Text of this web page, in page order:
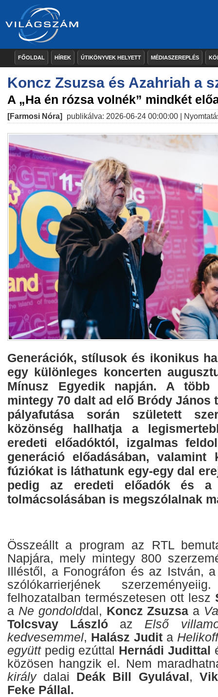
FŐOLDAL HÍREK ÚTIKÖNYVEK HELYETT MÉDIASZEREPLÉS
Koncz Zsuzsa és Azahriah a
A „Ha én rózsa volnék” mindkét
[Farmosi Nóra] publikálva: 2026-06-24 00:00:00 |
Generációk, stílusok és ikonikus
egy különleges koncerten
Mínusz Egyedik napján. A
mintegy 70 dalt ad elő Bródy János
pályafutása során született
közönség hallhatja a
eredeti előadóktól, izgalmas
generáció előadásában, valamint
fúziókat is láthatunk egy-egy dal
pedig az eredeti előadók és a
tolmácsolásában is megszólalnak
Összeállt a program az RTL
Napjára, mely mintegy 800
Illéstől, a Fonográfon és az István,
szólókarrierjének
felhozatalban természetesen ott lesz
a Ne gondolddal, Koncz Zsuzsa a
Tolcsvay László az Első
kedvesemmel, Halász Judit a
együttpedig ezúttal Hernádi Judittal
közösen hangzik el. Nem
királydalai Deák Bill Gyulával,
Feke Pállal.